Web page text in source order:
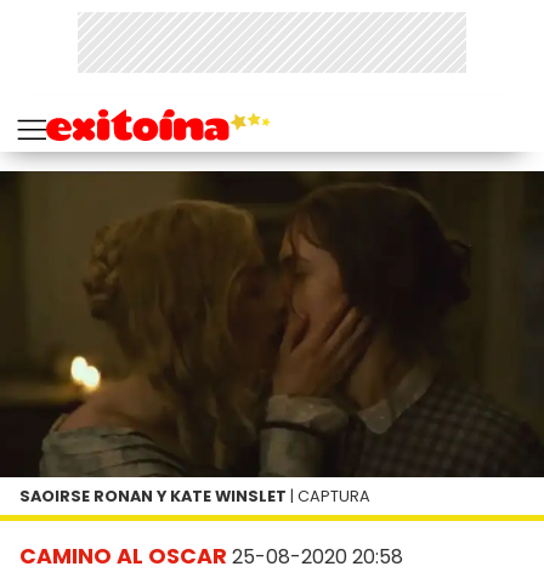
CAMINO AL OSCAR 25-08-2020 20:58
SAOIRSE RONAN Y KATE WINSLET | CAPTURA